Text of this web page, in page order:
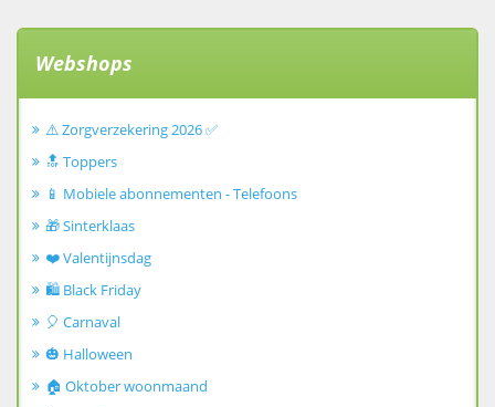
Webshops
⚠️ Zorgverzekering 2026 ✅
🔝 Toppers
📱 Mobiele abonnementen - Telefoons
🎁 Sinterklaas
❤️ Valentijnsdag
🛍️ Black Friday
🎈 Carnaval
🎃 Halloween
🏠 Oktober woonmaand